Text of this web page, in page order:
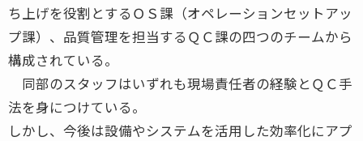
ち上げを役割とするＯＳ課（オペレーションセットアッ
プ課）、品質管理を担当するＱＣ課の四つのチームから
構成されている。
同部のスタッフはいずれも現場責任者の経験とＱＣ手
法を身につけている。
しかし、今後は設備やシステムを活用した効率化にアプ